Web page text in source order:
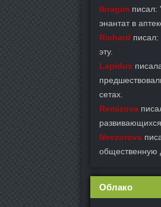
Ibragim писал:
энантат в
Richard писал:
эту.
Lapidus
сетах.
Remizova
развивающихся.
Nevzorova
общественную
Облако